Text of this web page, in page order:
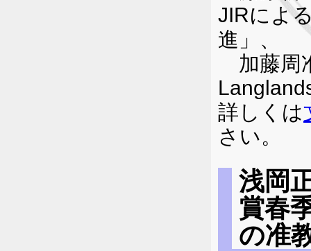
JIRによ
進」、
加藤周
詳しくは
さい。
浅岡
賞春
の准